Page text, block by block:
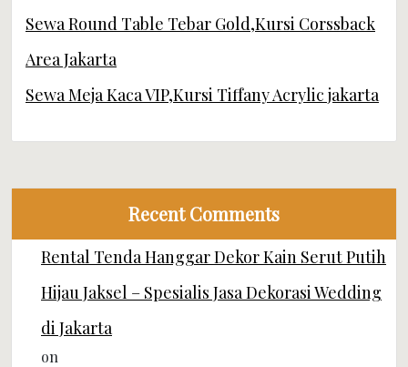
Sewa Round Table Tebar Gold,Kursi Corssback
Area Jakarta
Sewa Meja Kaca VIP,Kursi Tiffany Acrylic jakarta
Recent Comments
Rental Tenda Hanggar Dekor Kain Serut Putih
Hijau Jaksel – Spesialis Jasa Dekorasi Wedding
di Jakarta
on